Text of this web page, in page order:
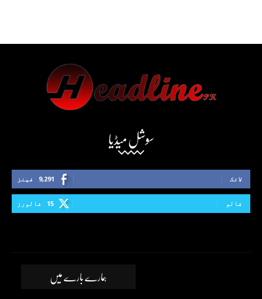
سوشل میڈیا
9,291 فینز لائک
15 فالورز فالو
ہمارے بارے میں